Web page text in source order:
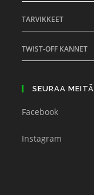
TARVIKKEET
TWIST-OFF KANNET
SEURAA MEITÄ
Facebook
Instagram